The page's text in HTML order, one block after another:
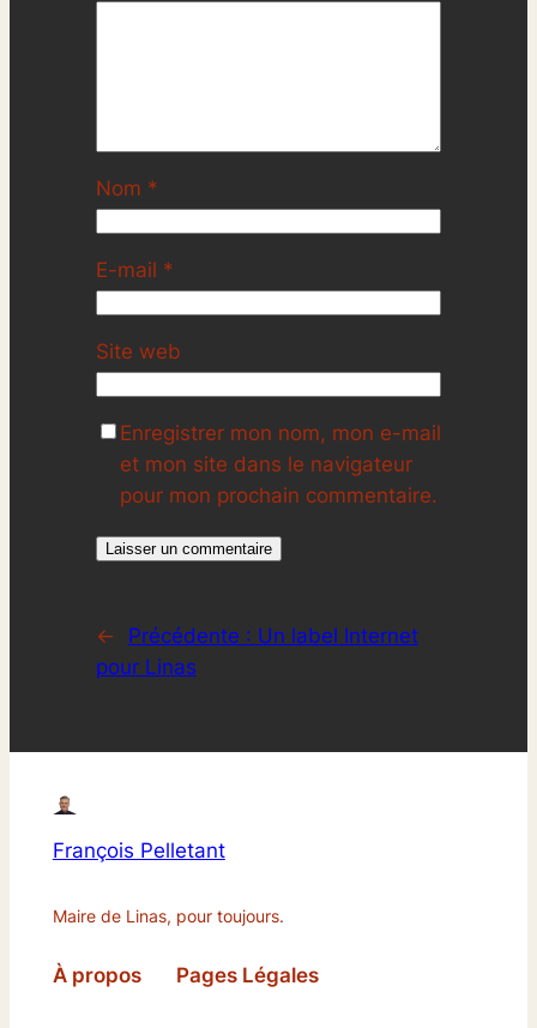
Nom *
E-mail *
Site web
Enregistrer mon nom, mon e-mail
et mon site dans le navigateur
pour mon prochain commentaire.
← Précédente : Un label Internet
pour Linas
François Pelletant
Maire de Linas, pour toujours.
À propos Pages Légales